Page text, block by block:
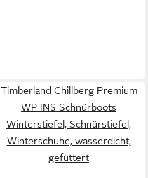
Timberland Chillberg Premium
WP INS Schnürboots
Winterstiefel, Schnürstiefel,
Winterschuhe, wasserdicht,
gefüttert